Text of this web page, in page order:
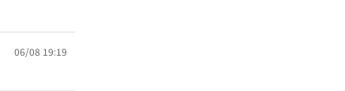
06/08 19:19